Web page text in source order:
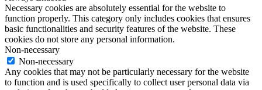
Necessary cookies are absolutely essential for the website to
function properly. This category only includes cookies that ensures
basic functionalities and security features of the website. These
cookies do not store any personal information.
Non-necessary
Non-necessary
Any cookies that may not be particularly necessary for the website
to function and is used specifically to collect user personal data via